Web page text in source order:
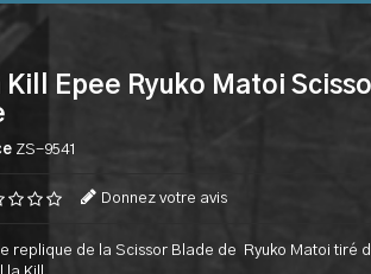
Kill Epee Ryuko Matoi
ZS-9541
Donnez votre avis
replique de la Scissor Blade de Ryuko Matoi tiré